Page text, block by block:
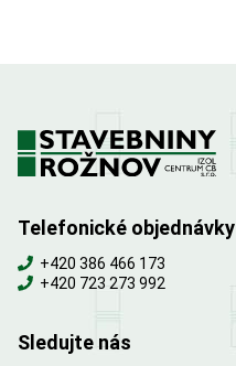
Telefonické objednávky
+420 386 466 173
+420 723 273 992
Sledujte nás